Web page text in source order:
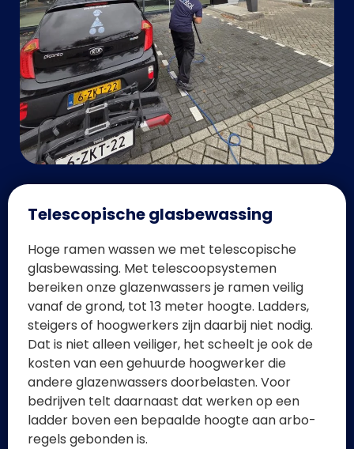
Telescopische glasbewassing
Hoge ramen wassen we met telescopische
glasbewassing. Met telescoopsystemen
bereiken onze glazenwassers je ramen veilig
vanaf de grond, tot 13 meter hoogte. Ladders,
steigers of hoogwerkers zijn daarbij niet nodig.
Dat is niet alleen veiliger, het scheelt je ook de
kosten van een gehuurde hoogwerker die
andere glazenwassers doorbelasten. Voor
bedrijven telt daarnaast dat werken op een
ladder boven een bepaalde hoogte aan arbo-
regels gebonden is.